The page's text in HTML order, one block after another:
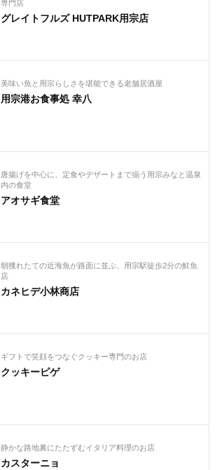
専門店
グレイトフルズ HUTPARK用宗店
美味い魚と用宗らしさを堪能できる老舗居酒屋
用宗港お食事処 幸八
唐揚げを中心に、定食やデザートまで揃う用宗みなと温泉
内の食堂
アオサギ食堂
朝獲れたての近海魚が路面に並ぶ、用宗駅徒歩2分の鮮魚
店
カネヒデ小林商店
ギフトで笑顔をつなぐクッキー専門のお店
クッキーピゲ
静かな路地裏にたたずむイタリア料理のお店
カスターニョ